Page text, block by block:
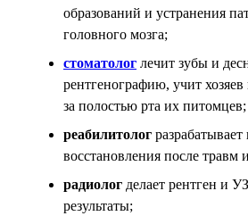
образований и устранения
головного мозга;
стоматолог лечит зубы и
рентгенографию, учит
за полостью рта их питомцев;
реабилитолог
восстановления после травм
радиолог делает рентген и
результаты;